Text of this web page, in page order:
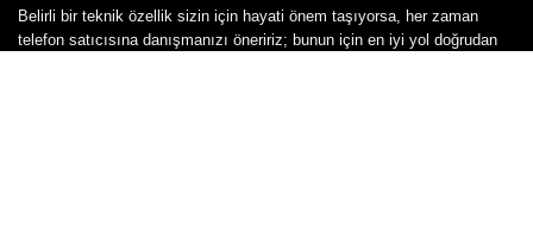
Belirli bir teknik özellik sizin için hayati önem taşıyorsa, her zaman
telefon satıcısına danışmanızı öneririz; bunun için en iyi yol doğrudan